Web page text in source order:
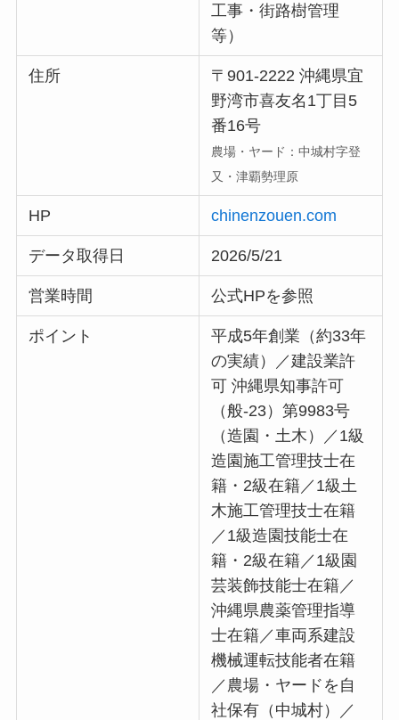
工事・街路樹管理
等）
住所
〒901-2222 沖縄県宜
野湾市喜友名1丁目5
番16号
農場・ヤード：中城村字登
又・津覇勢理原
HP chinenzouen.com
データ取得日 2026/5/21
営業時間 公式HPを参照
ポイント
平成5年創業（約33年
の実績）／建設業許
可 沖縄県知事許可
（般-23）第9983号
（造園・土木）／1級
造園施工管理技士在
籍・2級在籍／1級土
木施工管理技士在籍
／1級造園技能士在
籍・2級在籍／1級園
芸装飾技能士在籍／
沖縄県農薬管理指導
士在籍／車両系建設
機械運転技能者在籍
／農場・ヤードを自
社保有（中城村）／